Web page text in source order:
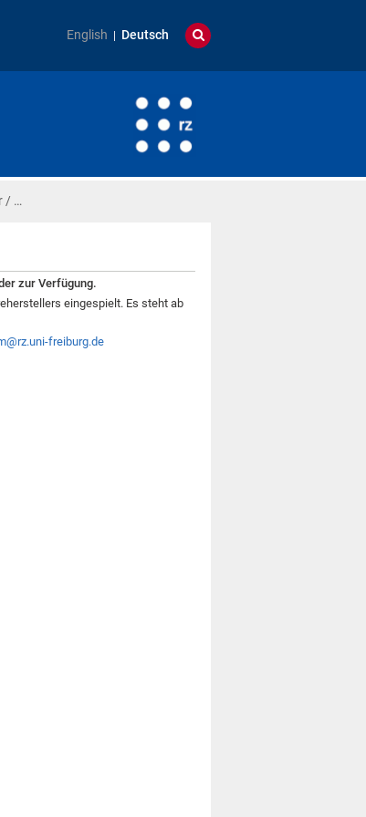
English Deutsch
/ …
zur Verfügung.
eingespielt. Es steht ab
freiburg.de